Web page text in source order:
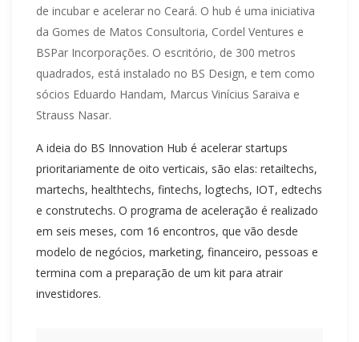
de incubar e acelerar no Ceará. O hub é uma iniciativa
da Gomes de Matos Consultoria, Cordel Ventures e
BSPar Incorporações. O escritório, de 300 metros
quadrados, está instalado no BS Design, e tem como
sócios Eduardo Handam, Marcus Vinícius Saraiva e
Strauss Nasar.
A ideia do BS Innovation Hub é acelerar startups
prioritariamente de oito verticais, são elas: retailtechs,
martechs, healthtechs, fintechs, logtechs, IOT, edtechs
e construtechs. O programa de aceleração é realizado
em seis meses, com 16 encontros, que vão desde
modelo de negócios, marketing, financeiro, pessoas e
termina com a preparação de um kit para atrair
investidores.